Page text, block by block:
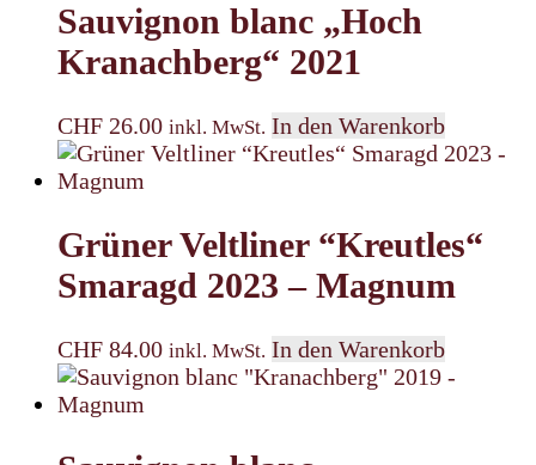
Sauvignon blanc „Hoch
Kranachberg“ 2021
CHF 26.00 inkl. MwSt. In den Warenkorb
Grüner Veltliner “Kreutles“
Smaragd 2023 – Magnum
CHF 84.00 inkl. MwSt. In den Warenkorb